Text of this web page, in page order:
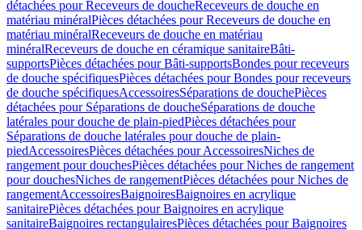
détachées pour Receveurs de doucheReceveurs de douche en
matériau minéralPièces détachées pour Receveurs de douche en
matériau minéralReceveurs de douche en matériau
minéralReceveurs de douche en céramique sanitaireBâti-
supportsPièces détachées pour Bâti-supportsBondes pour receveurs
de douche spécifiquesPièces détachées pour Bondes pour receveurs
de douche spécifiquesAccessoiresSéparations de douchePièces
détachées pour Séparations de doucheSéparations de douche
latérales pour douche de plain-piedPièces détachées pour
Séparations de douche latérales pour douche de plain-
piedAccessoiresPièces détachées pour AccessoiresNiches de
rangement pour douchesPièces détachées pour Niches de rangement
pour douchesNiches de rangementPièces détachées pour Niches de
rangementAccessoiresBaignoiresBaignoires en acrylique
sanitairePièces détachées pour Baignoires en acrylique
sanitaireBaignoires rectangulairesPièces détachées pour Baignoires